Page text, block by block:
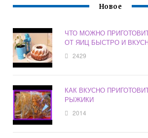
Новое
ЧТО МОЖНО
ОТ ЯИЦ БЫСТРО И
2429
КАК ВКУСНО
РЫЖИКИ
2014